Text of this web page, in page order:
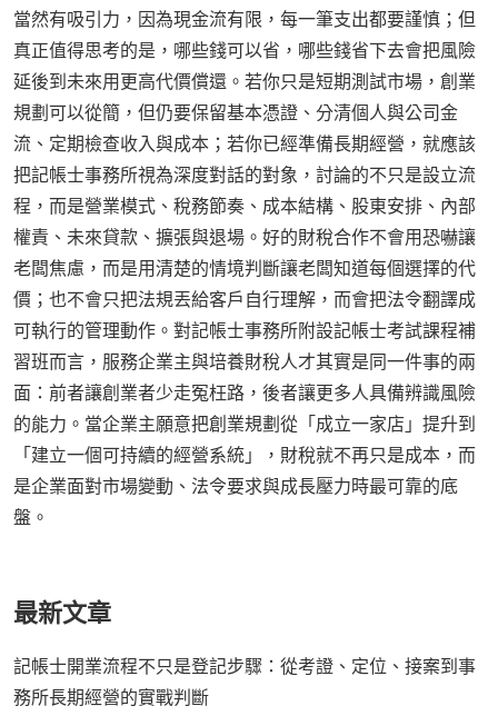
當然有吸引力，因為現金流有限，每一筆支出都要謹慎；但
真正值得思考的是，哪些錢可以省，哪些錢省下去會把風險
延後到未來用更高代價償還。若你只是短期測試市場，創業
規劃可以從簡，但仍要保留基本憑證、分清個人與公司金
流、定期檢查收入與成本；若你已經準備長期經營，就應該
把記帳士事務所視為深度對話的對象，討論的不只是設立流
程，而是營業模式、稅務節奏、成本結構、股東安排、內部
權責、未來貸款、擴張與退場。好的財稅合作不會用恐嚇讓
老闆焦慮，而是用清楚的情境判斷讓老闆知道每個選擇的代
價；也不會只把法規丟給客戶自行理解，而會把法令翻譯成
可執行的管理動作。對記帳士事務所附設記帳士考試課程補
習班而言，服務企業主與培養財稅人才其實是同一件事的兩
面：前者讓創業者少走冤枉路，後者讓更多人具備辨識風險
的能力。當企業主願意把創業規劃從「成立一家店」提升到
「建立一個可持續的經營系統」，財稅就不再只是成本，而
是企業面對市場變動、法令要求與成長壓力時最可靠的底
盤。
最新文章
記帳士開業流程不只是登記步驟：從考證、定位、接案到事
務所長期經營的實戰判斷